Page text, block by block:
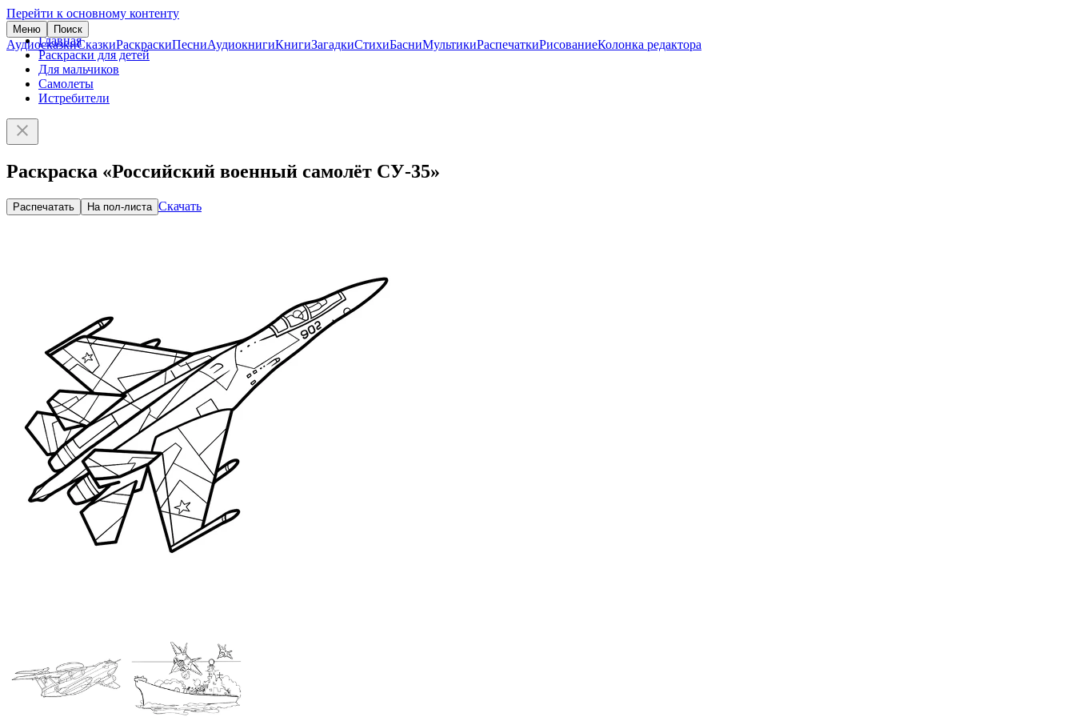
Перейти к основному контенту
Меню Поиск
АудиосказкиСказкиРаскраскиПесниАудиокнигиКнигиЗагадкиСтихиБасниМультикиРаспечаткиРисованиеКолонка редактора
Главная
Раскраски для детей
Для мальчиков
Самолеты
Истребители
Раскраска «Российский военный самолёт СУ-35»
Распечатать На пол-листа Скачать